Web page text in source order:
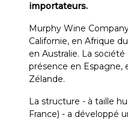
importateurs.
Murphy Wine
Californie, en Afrique
en Australie. La
présence en Espagne,
Zélande.
La structure - à taille
France) - a développé